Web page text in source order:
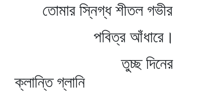
তোমার স্নিগ্ধ শীতল গভীর
পবিত্র আঁধারে।
তুচ্ছ দিনের
ক্লান্তি গ্লানি